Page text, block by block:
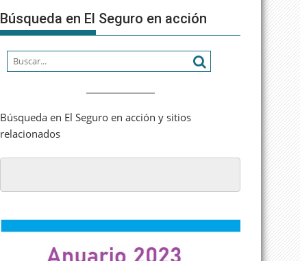
Búsqueda en El Seguro en acción
Búsqueda en El Seguro en acción y sitios
relacionados